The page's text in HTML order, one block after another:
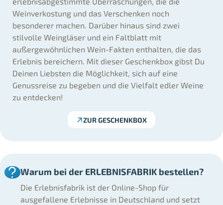
Weinverkostung und das Verschenken noch
besonderer machen. Darüber hinaus sind zwei
stilvolle Weingläser und ein Faltblatt mit
außergewöhnlichen Wein-Fakten enthalten, die das
Erlebnis bereichern. Mit dieser Geschenkbox gibst Du
Deinen Liebsten die Möglichkeit, sich auf eine
Genussreise zu begeben und die Vielfalt edler Weine
zu entdecken!
ZUR GESCHENKBOX
Warum bei der ERLEBNISFABRIK bestellen?
Die Erlebnisfabrik ist der Online-Shop für
ausgefallene Erlebnisse in Deutschland und setzt